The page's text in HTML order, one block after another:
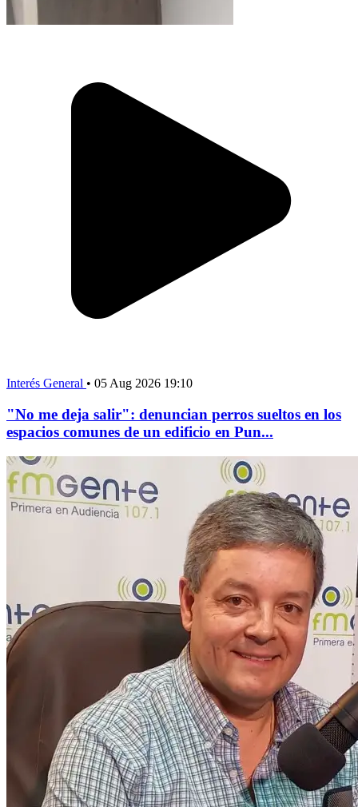
Interés General • 05 Aug 2026 19:10
"No me deja salir": denuncian perros sueltos en los
espacios comunes de un edificio en Pun...